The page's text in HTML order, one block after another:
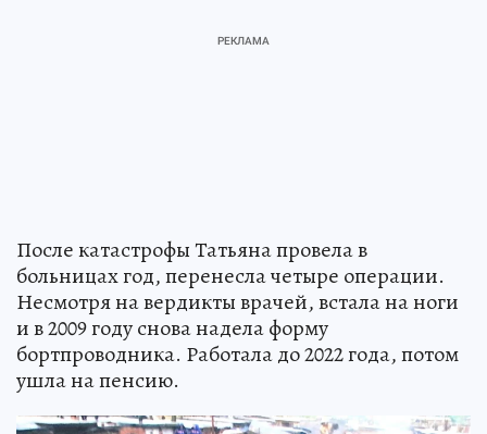
После катастрофы Татьяна провела в
больницах год, перенесла четыре операции.
Несмотря на вердикты врачей, встала на ноги
и в 2009 году снова надела форму
бортпроводника. Работала до 2022 года, потом
ушла на пенсию.